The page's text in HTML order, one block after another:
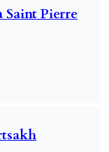
Saint Pierre